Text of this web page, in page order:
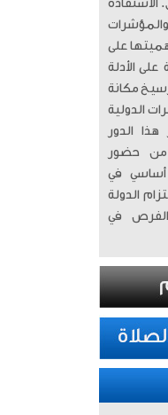
الاستفادة
على
الأدلة
مكانة
الدولية
هذا الدور
من حضور
أساسي في
الدولة
الفرص في